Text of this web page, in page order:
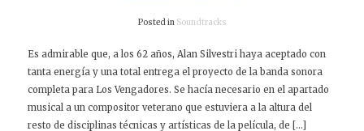
Posted in Soundtracks
Es admirable que, a los 62 años, Alan Silvestri haya aceptado con
tanta energía y una total entrega el proyecto de la banda sonora
completa para Los Vengadores. Se hacía necesario en el apartado
musical a un compositor veterano que estuviera a la altura del
resto de disciplinas técnicas y artísticas de la película, de […]